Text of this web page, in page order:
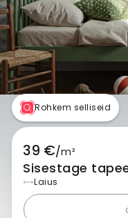
Rohkem selliseid
39 €/m²
Sisestage
Laius